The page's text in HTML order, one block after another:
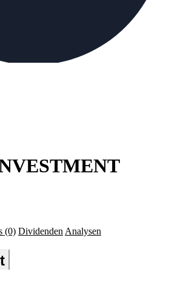
(0) Dividenden Analysen